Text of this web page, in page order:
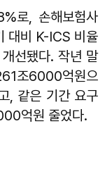
로, 손해보험사
대비 K-ICS 비율
선됐다. 작년 말
조6000억원으
, 같은 기간 요구
억원 줄었다.